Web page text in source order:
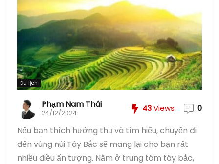
Du lịch
Phạm Nam Thái
24/12/2024 43Views 0
Nếu bạn thích hưởng thụ và tìm hiểu, chuyến đi
đến vùng núi Tây Bắc sẽ mang lại cho bạn rất
nhiều điều ấn tượng. Nằm ở trung tâm tây bắc,